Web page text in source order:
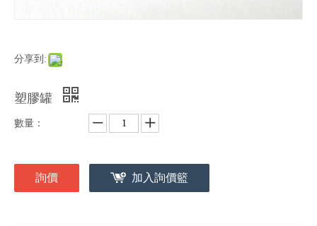
分享到:
塑膠罐
數量：
詢價 加入詢價籃